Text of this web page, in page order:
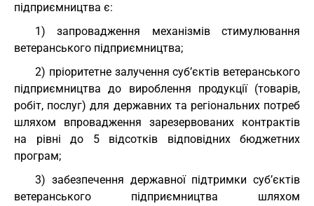
підприємництва є:
1) запровадження механізмів стимулювання
ветеранського підприємництва;
2) пріоритетне залучення суб’єктів ветеранського
підприємництва до вироблення продукції (товарів,
робіт, послуг) для державних та регіональних потреб
шляхом впровадження зарезервованих контрактів
на рівні до 5 відсотків відповідних бюджетних
програм;
3) забезпечення державної підтримки суб’єктів
ветеранського підприємництва шляхом